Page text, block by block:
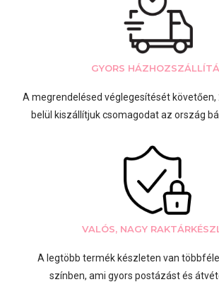
GYORS
A megrendelésed véglegesítését követően,
belül kiszállítjuk csomagodat az ország
VALÓS, NAGY
A legtöbb termék készleten van
színben, ami gyors postázást és